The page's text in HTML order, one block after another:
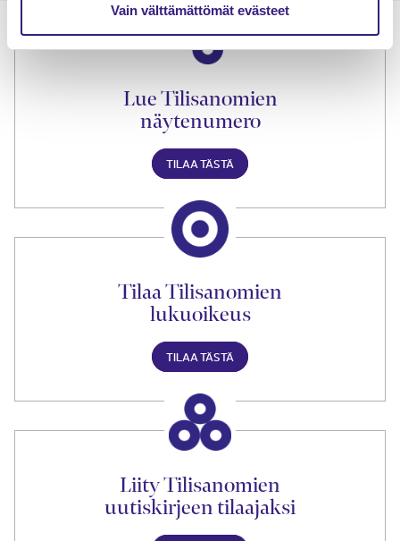
Vain välttämättömät evästeet
Lue Tilisanomien
näytenumero
TILAA TÄSTÄ
Tilaa Tilisanomien
lukuoikeus
TILAA TÄSTÄ
Liity Tilisanomien
uutiskirjeen tilaajaksi